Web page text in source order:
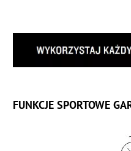
FUNKCJE SPORTOWE